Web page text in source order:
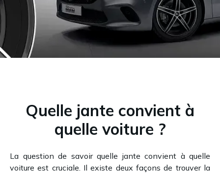
Quelle jante convient à
quelle voiture ?
La question de savoir quelle jante convient à quelle
voiture est cruciale. Il existe deux façons de trouver la